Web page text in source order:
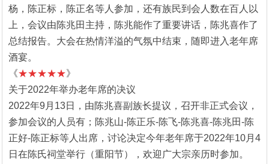
杨，陈正标，陈正名等人参加，还有族民到会人数在百人以
上，会议由陈兆田主持，陈兆能作了重要讲话，陈兆喜作了
总结报告。大会在热情洋溢的气氛中结束，随即进入老年席
酒宴。
《★★★★★》
关于2022年举办老年席的决议
2022年9月13日，由陈兆喜副族长提议，召开非正式会议，
参加会议的人员有；陈兆山-陈正乐-陈飞-陈兆喜-陈兆田-陈
正好-陈正标等人出席，讨论决定今年老年席于2022年10月4
日在陈氏祠堂举行（重阳节），欢迎广大宗亲历时参加。